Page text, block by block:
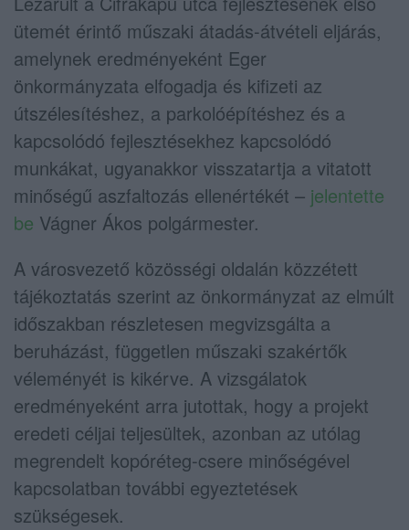
ütemét érintő műszaki átadás-átvételi eljárás,
amelynek eredményeként Eger
önkormányzata elfogadja és kifizeti az
útszélesítéshez, a parkolóépítéshez és a
kapcsolódó fejlesztésekhez kapcsolódó
munkákat, ugyanakkor visszatartja a vitatott
minőségű aszfaltozás ellenértékét – jelentette
be Vágner Ákos polgármester.
A városvezető közösségi oldalán közzétett
tájékoztatás szerint az önkormányzat az elmúlt
időszakban részletesen megvizsgálta a
beruházást, független műszaki szakértők
véleményét is kikérve. A vizsgálatok
eredményeként arra jutottak, hogy a projekt
eredeti céljai teljesültek, azonban az utólag
megrendelt kopóréteg-csere minőségével
kapcsolatban további egyeztetések
szükségesek.